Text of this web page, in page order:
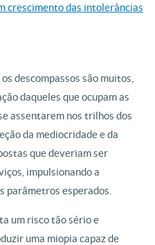
crescimento das intolerâncias
descompassos são muitos,
daqueles que ocupam as
assentarem nos trilhos dos
da mediocridade e da
que deveriam ser
impulsionando a
parâmetros esperados.
um risco tão sério e
uma miopia capaz de